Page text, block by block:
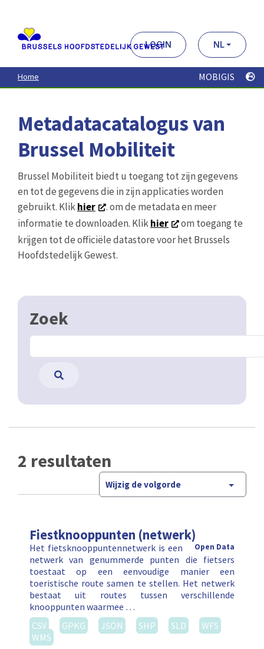
contenu
principal
LOGIN NL
Home MOBIGIS
Metadatacatalogus van
Brussel Mobiliteit
Brussel Mobiliteit biedt u toegang tot zijn gegevens
en tot de gegevens die in zijn applicaties worden
gebruikt. Klikhier
. om de metadata en meer
informatie te downloaden. Klikhier
om toegang te
krijgen tot de officiële datastore voor het Brussels
Hoofdstedelijk Gewest.
Zoek
2 resultaten
Wijzig de volgorde
Fiestknooppunten (netwerk)
Open Data
Het fietsknooppuntennetwerk is een
netwerk van genummerde punten die fietsers
toestaat op een eenvoudige manier een
toeristische route samen te stellen. Het netwerk
bestaat uit routes tussen verschillende
knooppunten waarmee …
CSV
GPKG JSON SHP SLD
WFS
WMS